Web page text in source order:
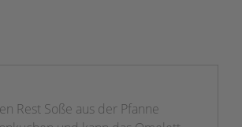
Rest Soße aus der Pfanne